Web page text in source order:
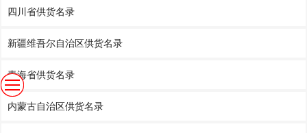
四川省供货名录
新疆维吾尔自治区供货名录
青海省供货名录
内蒙古自治区供货名录